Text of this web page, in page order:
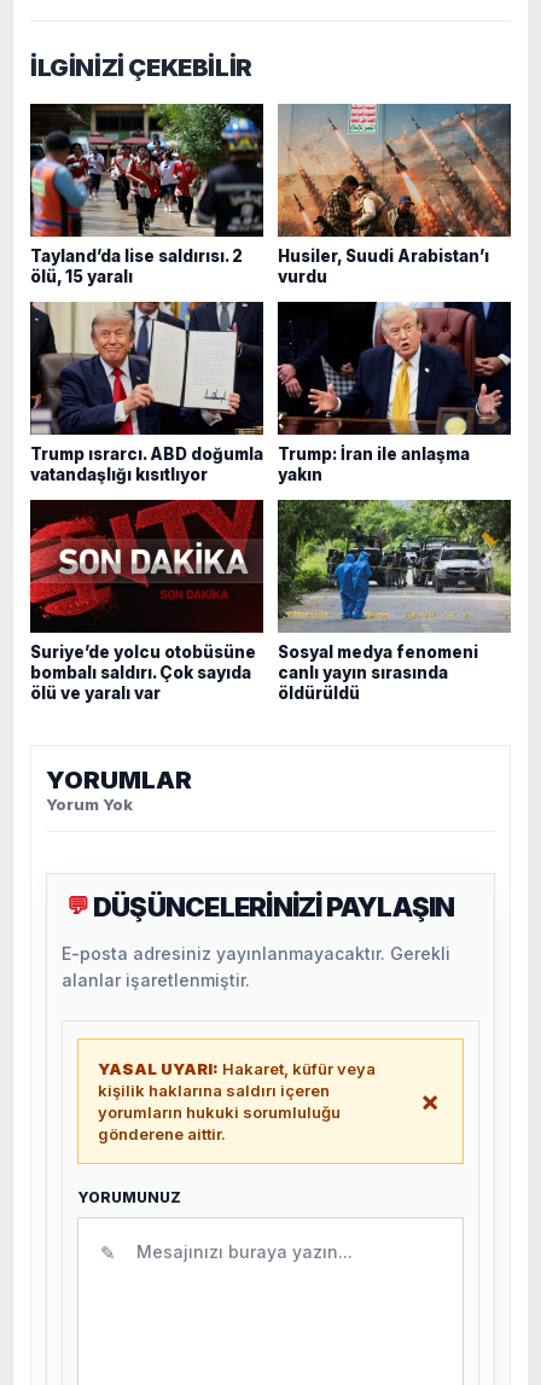
İLGİNİZİ ÇEKEBİLİR
Tayland’da lise saldırısı. 2
ölü, 15 yaralı
Husiler, Suudi Arabistan’ı
vurdu
Trump ısrarcı. ABD doğumla
vatandaşlığı kısıtlıyor
Trump: İran ile anlaşma
yakın
Suriye’de yolcu otobüsüne
bombalı saldırı. Çok sayıda
ölü ve yaralı var
Sosyal medya fenomeni
canlı yayın sırasında
öldürüldü
YORUMLAR
Yorum Yok
💬 DÜŞÜNCELERİNİZİ PAYLAŞIN
E-posta adresiniz yayınlanmayacaktır. Gerekli
alanlar işaretlenmiştir.
YASAL UYARI: Hakaret, küfür veya
kişilik haklarına saldırı içeren
yorumların hukuki sorumluluğu
gönderene aittir.
×
YORUMUNUZ
✎